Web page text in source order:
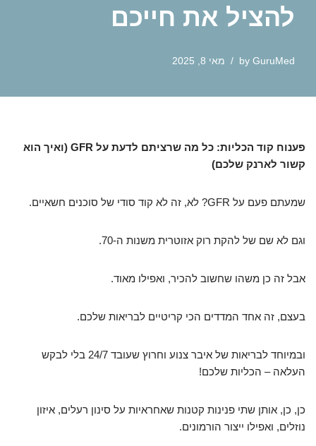
להציל את חייכם
by GuruMed מאי 8, 2025
פענוח קוד הכליות: כל מה שרציתם לדעת על GFR (ואיך הוא
קשור לארנק שלכם)
שמעתם פעם על GFR? לא, זה לא קוד סודי של סוכנים חשאיים.
וגם לא שם של להקת רוק אזוטרית משנות ה-70.
אבל זה כן משהו שחשוב להכיר, ואפילו מאוד.
בעצם, זה אחד המדדים הכי קריטיים לבריאות שלכם.
ובמיוחד לבריאות של איבר צנוע וחרוץ שעובד 24/7 בלי לבקש
העלאה – הכליות שלכם!
כן, כן, אותן שתי פנינות קטנות שאחראיות על סינון רעלים, איזון
נוזלים, ואפילו ייצור הורמונים.